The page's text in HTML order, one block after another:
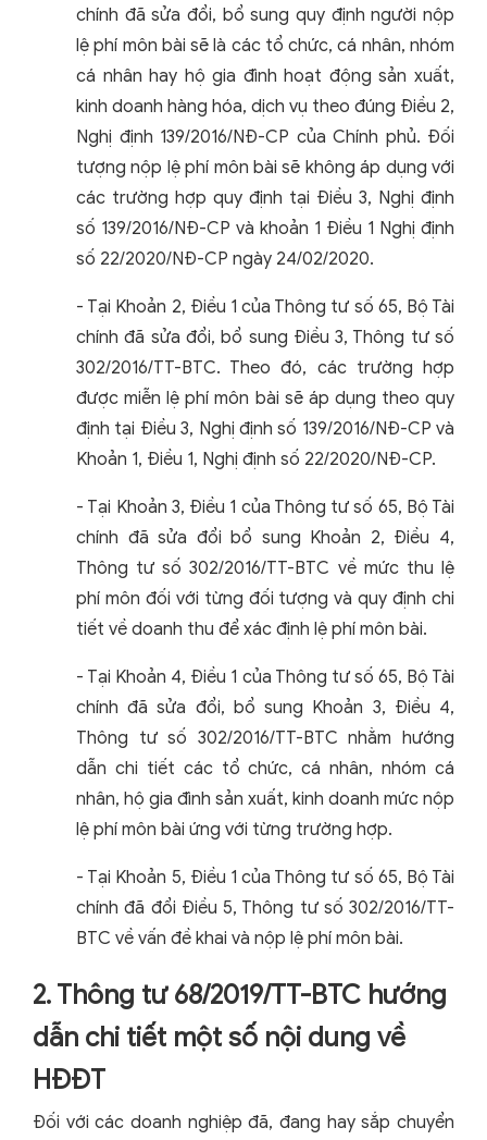
chính đã sửa đổi, bổ sung quy định người nộp
lệ phí môn bài sẽ là các tổ chức, cá nhân, nhóm
cá nhân hay hộ gia đình hoạt động sản xuất,
kinh doanh hàng hóa, dịch vụ theo đúng Điều 2,
Nghị định 139/2016/NĐ-CP của Chính phủ. Đối
tượng nộp lệ phí môn bài sẽ không áp dụng với
các trường hợp quy định tại Điều 3, Nghị định
số 139/2016/NĐ-CP và khoản 1 Điều 1 Nghị định
số 22/2020/NĐ-CP ngày 24/02/2020.
- Tại Khoản 2, Điều 1 của Thông tư số 65, Bộ Tài
chính đã sửa đổi, bổ sung Điều 3, Thông tư số
302/2016/TT-BTC. Theo đó, các trường hợp
được miễn lệ phí môn bài sẽ áp dụng theo quy
định tại Điều 3, Nghị định số 139/2016/NĐ-CP và
Khoản 1, Điều 1, Nghị định số 22/2020/NĐ-CP.
- Tại Khoản 3, Điều 1 của Thông tư số 65, Bộ Tài
chính đã sửa đổi bổ sung Khoản 2, Điều 4,
Thông tư số 302/2016/TT-BTC về mức thu lệ
phí môn đối với từng đối tượng và quy định chi
tiết về doanh thu để xác định lệ phí môn bài.
- Tại Khoản 4, Điều 1 của Thông tư số 65, Bộ Tài
chính đã sửa đổi, bổ sung Khoản 3, Điều 4,
Thông tư số 302/2016/TT-BTC nhằm hướng
dẫn chi tiết các tổ chức, cá nhân, nhóm cá
nhân, hộ gia đình sản xuất, kinh doanh mức nộp
lệ phí môn bài ứng với từng trường hợp.
- Tại Khoản 5, Điều 1 của Thông tư số 65, Bộ Tài
chính đã đổi Điều 5, Thông tư số 302/2016/TT-
BTC về vấn đề khai và nộp lệ phí môn bài.
2. Thông tư 68/2019/TT-BTC hướng
dẫn chi tiết một số nội dung về
HĐĐT
Đối với các doanh nghiệp đã, đang hay sắp chuyển